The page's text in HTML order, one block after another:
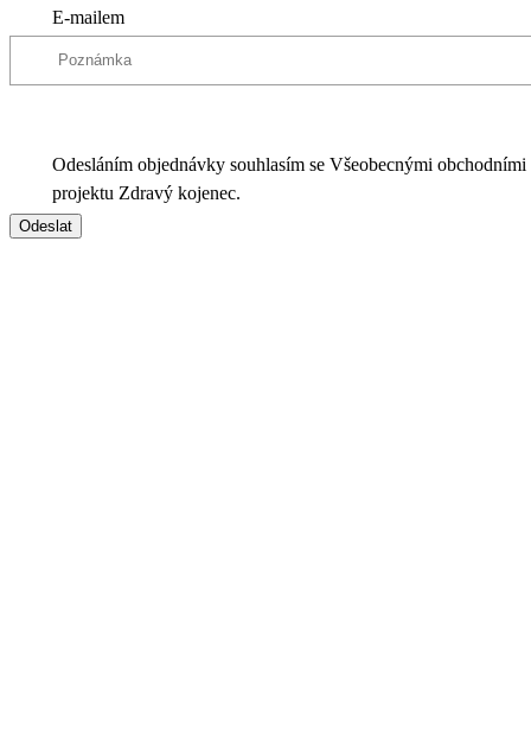
E-mailem
Odesláním objednávky souhlasím se Všeobecnými
projektu Zdravý kojenec.